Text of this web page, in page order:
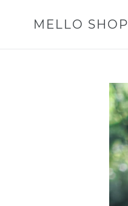
MELLO SHOP